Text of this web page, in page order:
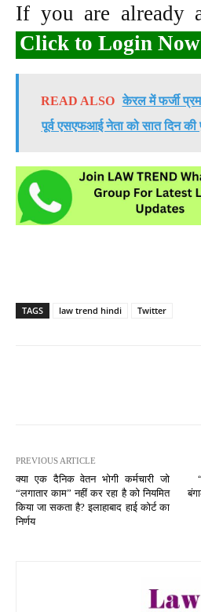
If you are already
Click to Login Now
READ ALSO केरल में फर्जी
पूर्व एसएफआई नेता को सात दिन की
TAGS law trend hindi Twitter
PREVIOUS ARTICLE
क्या एक दैनिक वेतन भोगी कर्मचारी जो
“लगातार काम” नहीं कर रहा है को नियमित
किया जा सकता है? इलाहाबाद हाई कोर्ट का
निर्णय